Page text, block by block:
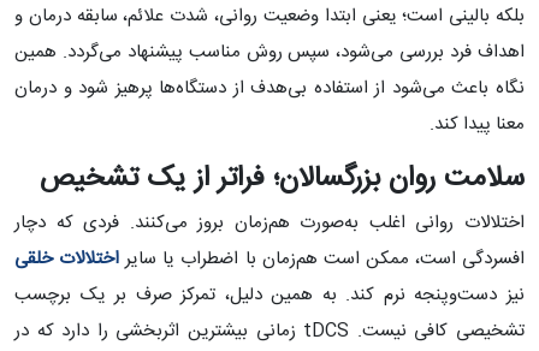
بلکه بالینی است؛ یعنی ابتدا وضعیت روانی، شدت علائم، سابقه درمان و
اهداف فرد بررسی می‌شود، سپس روش مناسب پیشنهاد می‌گردد. همین
نگاه باعث می‌شود از استفاده بی‌هدف از دستگاه‌ها پرهیز شود و درمان
معنا پیدا کند.
سلامت روان بزرگسالان؛ فراتر از یک تشخیص
اختلالات روانی اغلب به‌صورت هم‌زمان بروز می‌کنند. فردی که دچار
افسردگی است، ممکن است هم‌زمان با اضطراب یا سایراختلالات خلقی
نیز دست‌وپنجه نرم کند. به همین دلیل، تمرکز صرف بر یک برچسب
تشخیصی کافی نیست. tDCS زمانی بیشترین اثربخشی را دارد که در